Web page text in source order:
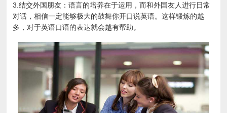
3.结交外国朋友：语言的培养在于运用，而和外国友人进行日常
对话，相信一定能够极大的鼓舞你开口说英语。这样锻炼的越
多，对于英语口语的表达就会越有帮助。